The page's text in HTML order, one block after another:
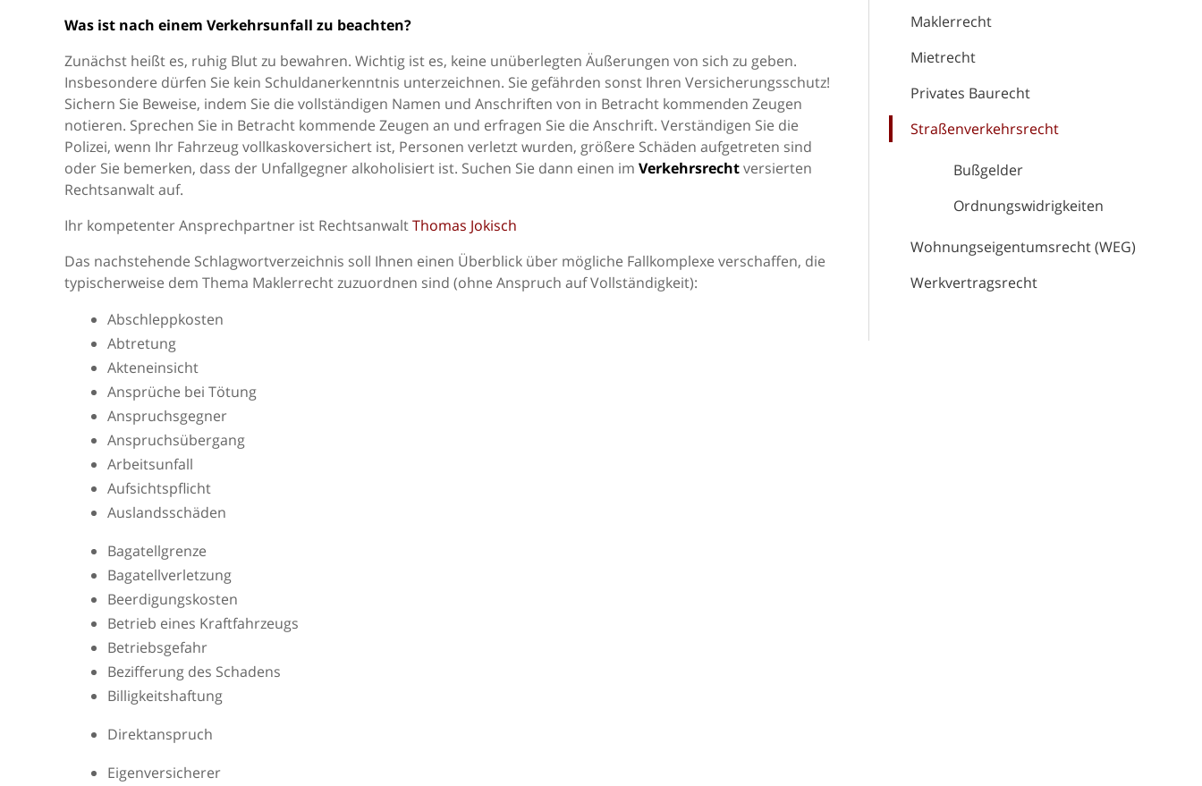
Maklerrecht
Mietrecht
Privates Baurecht
Straßenverkehrsrecht
Bußgelder
Ordnungswidrigkeiten
Wohnungseigentumsrecht (WEG)
Werkvertragsrecht
Was ist nach einem Verkehrsunfall zu beachten?
Zunächst heißt es, ruhig Blut zu bewahren. Wichtig ist es, keine unüberlegten Äußerungen von sich zu geben.
Insbesondere dürfen Sie kein Schuldanerkenntnis unterzeichnen. Sie gefährden sonst Ihren Versicherungsschutz!
Sichern Sie Beweise, indem Sie die vollständigen Namen und Anschriften von in Betracht kommenden Zeugen
notieren. Sprechen Sie in Betracht kommende Zeugen an und erfragen Sie die Anschrift. Verständigen Sie die
Polizei, wenn Ihr Fahrzeug vollkaskoversichert ist, Personen verletzt wurden, größere Schäden aufgetreten sind
oder Sie bemerken, dass der Unfallgegner alkoholisiert ist. Suchen Sie dann einen im Verkehrsrechtversierten
Rechtsanwalt auf.
Ihr kompetenter Ansprechpartner ist RechtsanwaltThomas Jokisch
Das nachstehende Schlagwortverzeichnis soll Ihnen einen Überblick über mögliche Fallkomplexe verschaffen, die
typischerweise dem Thema Maklerrecht zuzuordnen sind (ohne Anspruch auf Vollständigkeit):
Abschleppkosten
Abtretung
Akteneinsicht
Ansprüche bei Tötung
Anspruchsgegner
Anspruchsübergang
Arbeitsunfall
Aufsichtspflicht
Auslandsschäden
Bagatellgrenze
Bagatellverletzung
Beerdigungskosten
Betrieb eines Kraftfahrzeugs
Betriebsgefahr
Bezifferung des Schadens
Billigkeitshaftung
Direktanspruch
Eigenversicherer